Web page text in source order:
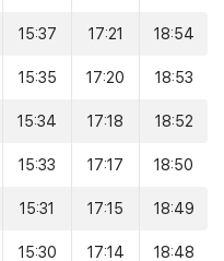
15:37 17:21 18:54
15:35 17:20 18:53
15:34 17:18 18:52
15:33 17:17 18:50
15:31 17:15 18:49
15:30 17:14 18:48